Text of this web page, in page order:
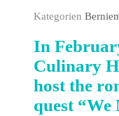
Kategorien
In
Culinary
host the
quest